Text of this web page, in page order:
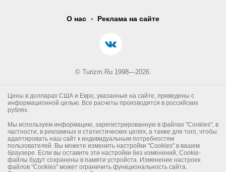
О нас . Реклама на сайте
© Turizm.Ru 1998—2026.
Цены в долларах США и Евро, указанные на сайте, приведены с
информационной целью. Все расчеты производятся в российских
рублях.
Мы используем информацию, зарегистрированную в файлах "Cookies", в
частности, в рекламных и статистических целях, а также для того, чтобы
адаптировать наш сайт к индивидуальным потребностям
пользователей. Вы можете изменить настройки "Cookies" в вашем
браузере. Если вы оставите эти настройки без изменений, Cookie-
файлы будут сохранены в памяти устройста. Изменение настроек
файлов "Cookies" может ограничить функциональность сайта.